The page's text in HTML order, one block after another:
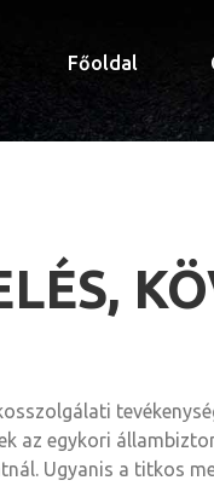
Főoldal
az egykori
Ugyanis a titkos